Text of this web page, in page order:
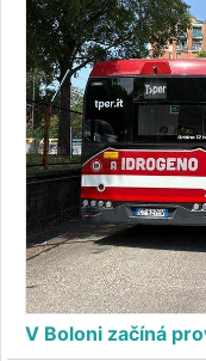
V Boloni začíná